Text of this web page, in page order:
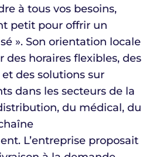
à tous vos besoins,
petit pour offrir un
». Son orientation locale
des horaires flexibles, des
des solutions sur
dans les secteurs de la
du médical, du
L’entreprise proposait